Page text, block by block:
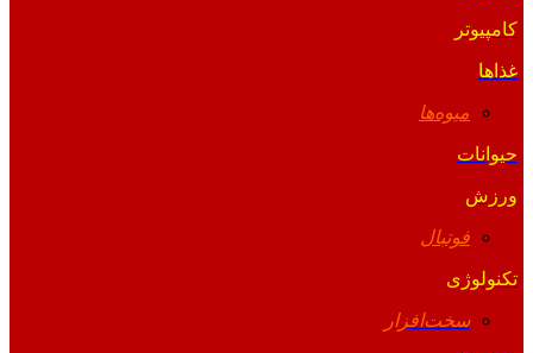
کامپیوتر
غذاها
میوه‌ها
حیوانات
ورزش
فوتبال
تکنولوژی
سخت‌افزار